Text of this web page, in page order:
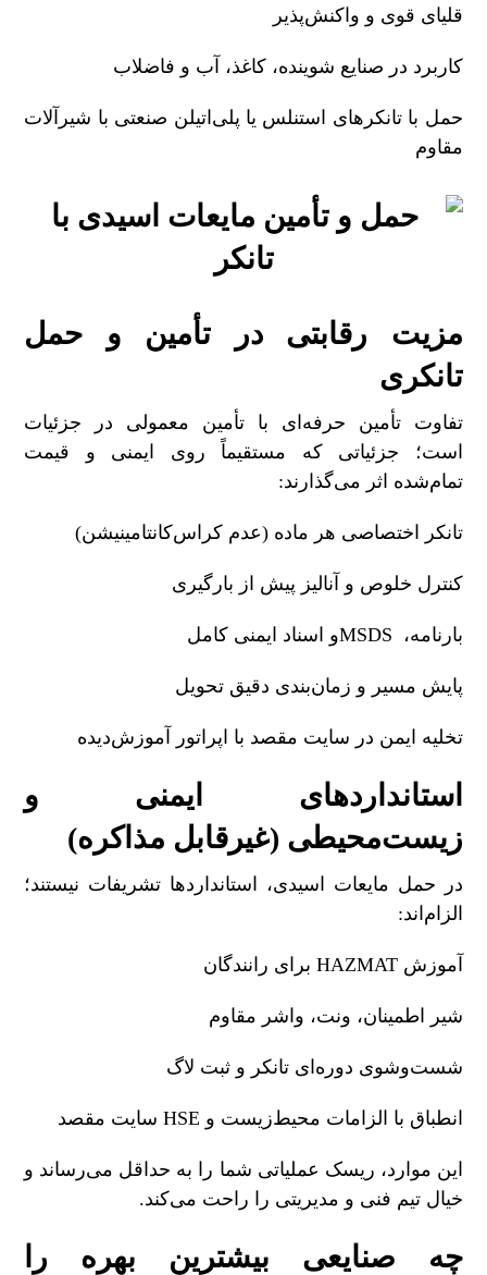
قلیای قوی و واکنش‌پذیر
کاربرد در صنایع شوینده، کاغذ، آب و فاضلاب
حمل با تانکرهای استنلس یا پلی‌اتیلن صنعتی با شیرآلات
مقاوم
مزیت رقابتی در تأمین و حمل
تانکری
تفاوت تأمین حرفه‌ای با تأمین معمولی در جزئیات
است؛ جزئیاتی که مستقیماً روی ایمنی و قیمت
تمام‌شده اثر می‌گذارند:
تانکر اختصاصی هر ماده (عدم کراس‌کانتامینیشن)
کنترل خلوص و آنالیز پیش از بارگیری
بارنامه، MSDSو اسناد ایمنی کامل
پایش مسیر و زمان‌بندی دقیق تحویل
تخلیه ایمن در سایت مقصد با اپراتور آموزش‌دیده
استانداردهای ایمنی و
زیست‌محیطی (غیرقابل مذاکره)
در حمل مایعات اسیدی، استانداردها تشریفات نیستند؛
الزام‌اند:
آموزش HAZMAT برای رانندگان
شیر اطمینان، ونت، واشر مقاوم
شست‌وشوی دوره‌ای تانکر و ثبت لاگ
انطباق با الزامات محیط‌زیست و HSE سایت مقصد
این موارد، ریسک عملیاتی شما را به حداقل می‌رساند و
خیال تیم فنی و مدیریتی را راحت می‌کند.
چه صنایعی بیشترین بهره را